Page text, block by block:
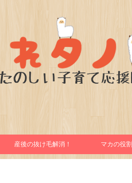
産後の抜け毛解消！ マカの役割